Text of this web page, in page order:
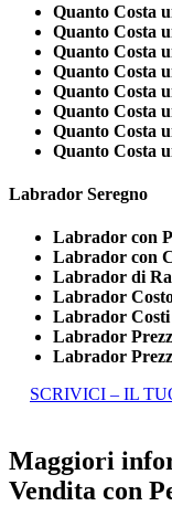
Quanto Costa
Quanto Costa
Quanto Costa
Quanto Costa
Quanto Costa
Quanto Costa
Quanto Costa
Quanto Costa
Labrador Seregno
Labrador con
Labrador con
Labrador di
Labrador
Labrador Costi
Labrador
Labrador
SCRIVICI – IL
Maggiori
Vendita con